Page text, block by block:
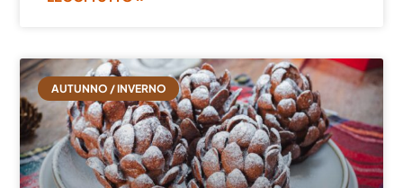
AUTUNNO / INVERNO